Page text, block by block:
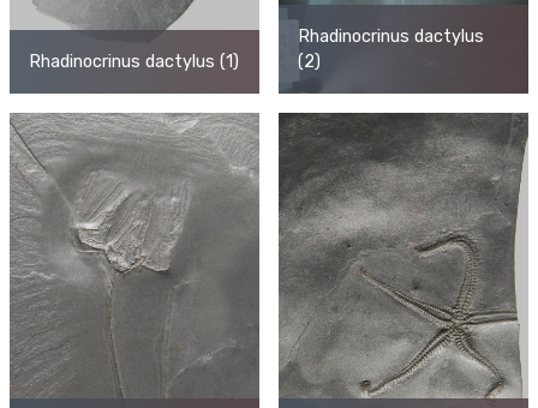
Rhadinocrinus dactylus (1)
Rhadinocrinus dactylus
(2)